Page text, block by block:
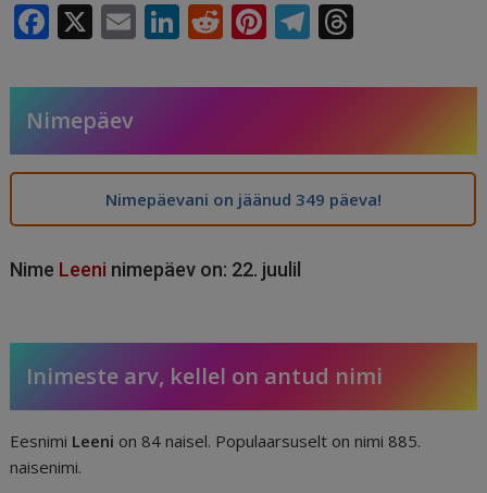
F
c
e
b
o
k
X E
ai
Li
k
dI
n
R
d
t
Pi
te
e
st
T
e
ra
m
r
a
d
s
Nimepäev
Nimepäevani on jäänud 349 päeva!
Nime Leeni nimepäev on: 22. juulil
Inimeste arv, kellel on antud nimi
Eesnimi Leeni on 84 naisel. Populaarsuselt on nimi 885.
naisenimi.